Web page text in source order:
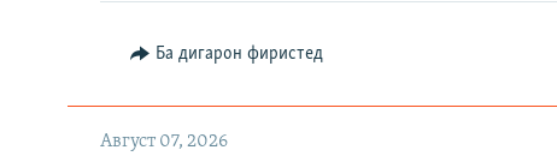
Ба дигарон фиристед
Август 07, 2026